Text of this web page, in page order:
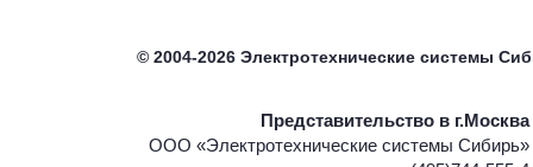
© 2004-2026 Электротехнические системы
Представительство в г.Москва
ООО «Электротехнические системы Сибирь»